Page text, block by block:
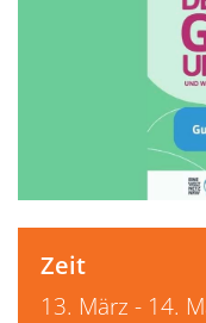
Zeit
13. März - 14.